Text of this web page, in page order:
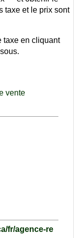
taxe et le prix sont
taxe en cliquant
vente
fr/agence-re